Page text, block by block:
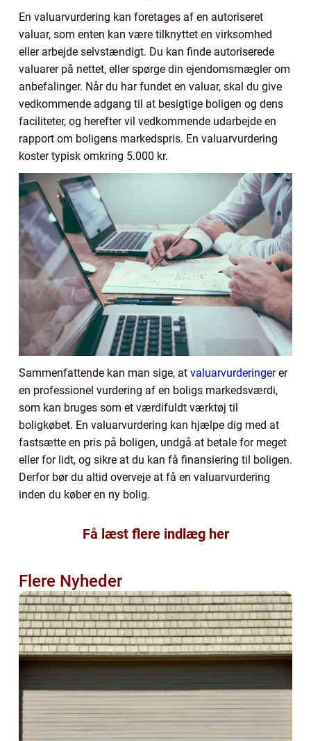
En valuarvurdering kan foretages af en autoriseret
valuar, som enten kan være tilknyttet en virksomhed
eller arbejde selvstændigt. Du kan finde autoriserede
valuarer på nettet, eller spørge din ejendomsmægler om
anbefalinger. Når du har fundet en valuar, skal du give
vedkommende adgang til at besigtige boligen og dens
faciliteter, og herefter vil vedkommende udarbejde en
rapport om boligens markedspris. En valuarvurdering
koster typisk omkring 5.000 kr.
Sammenfattende kan man sige, at valuarvurderingerer
en professionel vurdering af en boligs markedsværdi,
som kan bruges som et værdifuldt værktøj til
boligkøbet. En valuarvurdering kan hjælpe dig med at
fastsætte en pris på boligen, undgå at betale for meget
eller for lidt, og sikre at du kan få finansiering til boligen.
Derfor bør du altid overveje at få en valuarvurdering
inden du køber en ny bolig.
Få læst flere indlæg her
Flere Nyheder